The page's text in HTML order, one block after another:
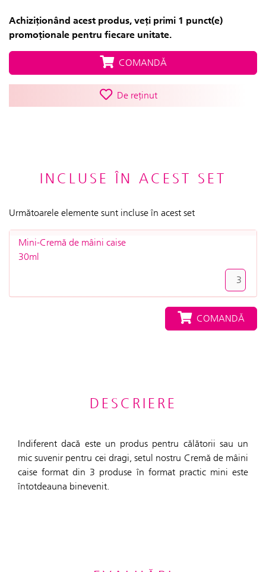
Achiziționând acest produs, veți primi 1 punct(e)
promoționale pentru fiecare unitate.
COMANDĂ
De reținut
INCLUSE ÎN ACEST SET
Următoarele elemente sunt incluse în acest set
Mini-Cremă de mâini caise
30ml
COMANDĂ
DESCRIERE
Indiferent dacă este un produs pentru călătorii sau un
mic suvenir pentru cei dragi, setul nostru Cremă de mâini
caise format din 3 produse în format practic mini este
întotdeauna binevenit.